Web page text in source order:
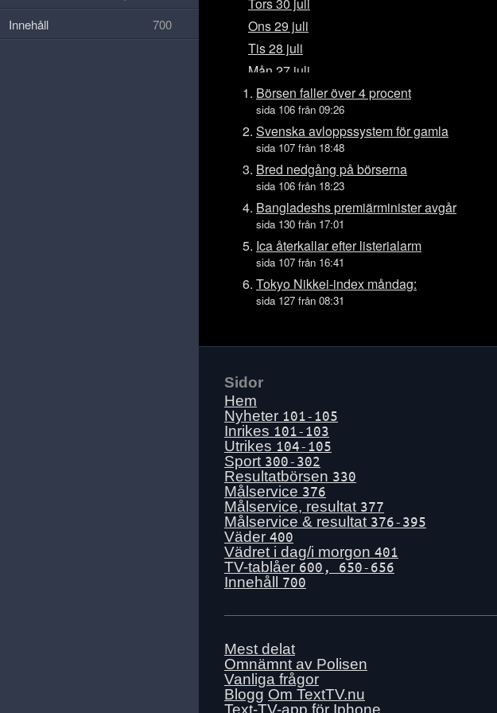
Tors 30 juli
Ons 29 juli
Tis 28 juli
Mån 27 juli
Sön 26 juli
Lör 25 juli
Fre 24 juli
Ons 22 juli
Tis 21 juli
Mån 20 juli
Sön 19 juli
Lör 18 juli
Fre 17 juli
Mån 13 juli
Sön 12 juli
Lör 11 juli
Fre 10 juli
Tors 9 juli
Ons 8 juli
Tis 7 juli
Mån 6 juli
Sön 5 juli
Lör 4 juli
Ons 1 juli
Tis 30 juni
Mån 29 juni
Börsen faller över 4 procent
sida 106 från 09:26
Svenska avloppssystem för gamla
sida 107 från 18:48
Bred nedgång på börserna
sida 106 från 18:23
Bangladeshs premiärminister avgår
sida 130 från 17:01
Ica återkallar efter listerialarm
sida 107 från 16:41
Tokyo Nikkei-index måndag:
sida 127 från 08:31
Sidor
Hem
Nyheter 101-105
Inrikes 101-103
Utrikes 104-105
Sport 300-302
Resultatbörsen 330
Målservice 376
Målservice, resultat 377
Målservice & resultat 376-395
Väder 400
Vädret i dag/i morgon 401
TV-tablåer 600, 650-656
Innehåll 700
Mest delat
Omnämnt av Polisen
Vanliga frågor
Blogg Om TextTV.nu
Text-TV-app för Iphone
Innehåll
700